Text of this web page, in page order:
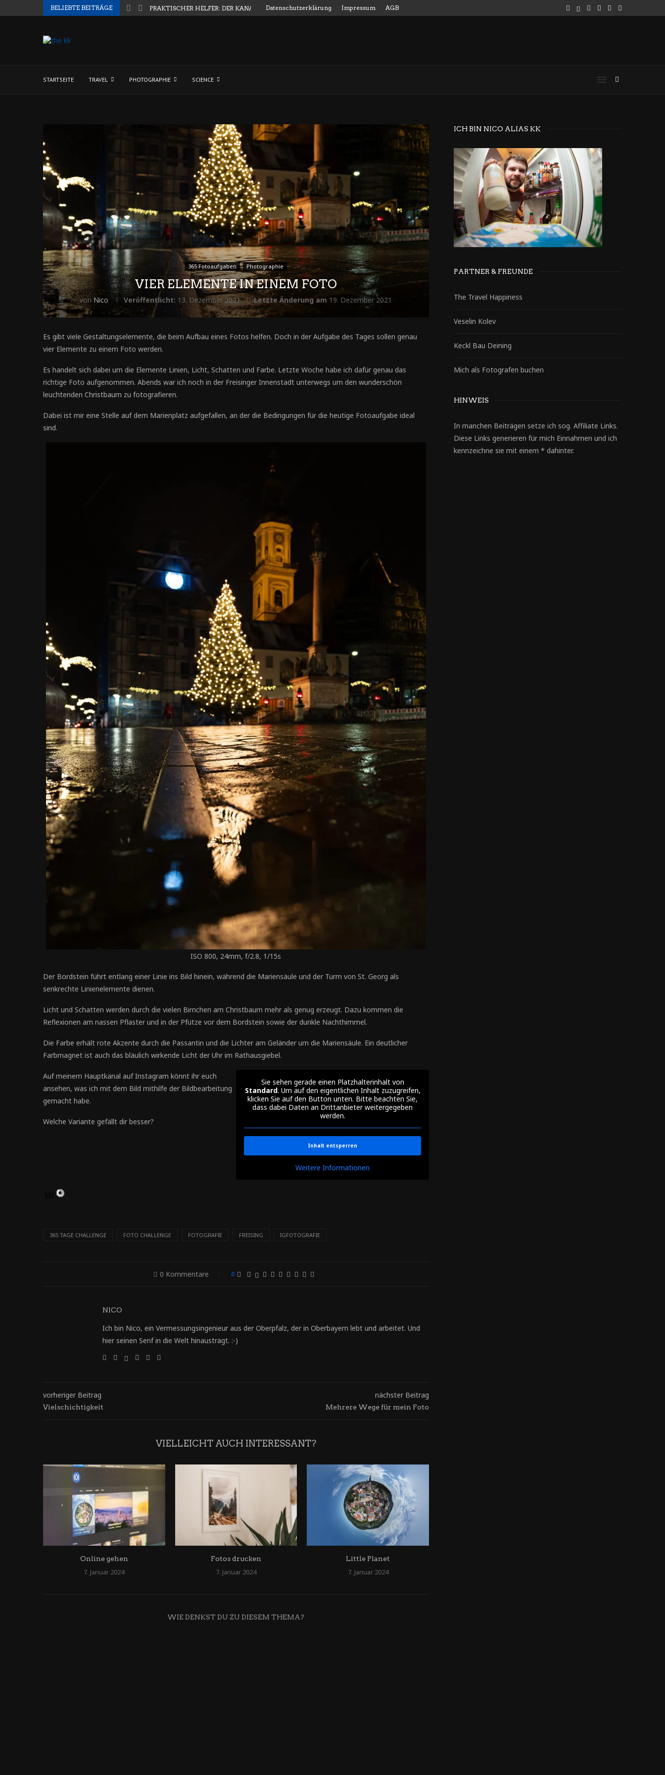
BELIEBTE BEITRÄGE PRAKTISCHER HELFER: DER KANALMESSSTABDatenschutzerklärung Impressum AGB
STARTSEITE TRAVEL PHOTOGRAPHIE SCIENCE
365 Fotoaufgaben Photographie
VIER ELEMENTE IN EINEM FOTO
vonNico Veröffentlicht: 13. Dezember 2021 Letzte Änderung am 19. Dezember 2021
Es gibt viele Gestaltungselemente, die beim Aufbau eines Fotos helfen. Doch in der Aufgabe des Tages sollen genau
vier Elemente zu einem Foto werden.
Es handelt sich dabei um die Elemente Linien, Licht, Schatten und Farbe. Letzte Woche habe ich dafür genau das
richtige Foto aufgenommen. Abends war ich noch in der Freisinger Innenstadt unterwegs um den wunderschön
leuchtenden Christbaum zu fotografieren.
Dabei ist mir eine Stelle auf dem Marienplatz aufgefallen, an der die Bedingungen für die heutige Fotoaufgabe ideal
sind.
ISO 800, 24mm, f/2.8, 1/15s
Der Bordstein führt entlang einer Linie ins Bild hinein, während die Mariensäule und der Turm von St. Georg als
senkrechte Linienelemente dienen.
Licht und Schatten werden durch die vielen Birnchen am Christbaum mehr als genug erzeugt. Dazu kommen die
Reflexionen am nassen Pflaster und in der Pfütze vor dem Bordstein sowie der dunkle Nachthimmel.
Die Farbe erhält rote Akzente durch die Passantin und die Lichter am Geländer um die Mariensäule. Ein deutlicher
Farbmagnet ist auch das bläulich wirkende Licht der Uhr im Rathausgiebel.
Auf meinem Hauptkanal auf Instagram könnt ihr euch
ansehen, was ich mit dem Bild mithilfe der Bildbearbeitung
gemacht habe.
Welche Variante gefällt dir besser?
Sie sehen gerade einen Platzhalterinhalt von
Standard. Um auf den eigentlichen Inhalt zuzugreifen,
klicken Sie auf den Button unten. Bitte beachten Sie,
dass dabei Daten an Drittanbieter weitergegeben
werden.
Inhalt entsperren
Weitere Informationen
365 TAGE CHALLENGE FOTO CHALLENGE FOTOGRAFIE FREISING IGFOTOGRAFIE
0 Kommentare 0
NICO
Ich bin Nico, ein Vermessungsingenieur aus der Oberpfalz, der in Oberbayern lebt und arbeitet. Und
hier seinen Senf in die Welt hinausträgt. :-)
vorheriger Beitrag
Vielschichtigkeit
nächster Beitrag
Mehrere Wege für mein Foto
VIELLEICHT AUCH INTERESSANT?
Online gehen
7. Januar 2024
Fotos drucken
7. Januar 2024
Little Planet
7. Januar 2024
WIE DENKST DU ZU DIESEM THEMA?
ICH BIN NICO ALIAS KK
PARTNER & FREUNDE
The Travel Happiness
Veselin Kolev
Keckl Bau Deining
Mich als Fotografen buchen
HINWEIS
In manchen Beiträgen setze ich sog. Affiliate Links.
Diese Links generieren für mich Einnahmen und ich
kennzeichne sie mit einem * dahinter.